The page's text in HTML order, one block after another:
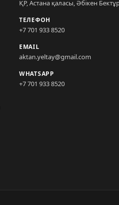
ҚР, Астана қаласы, Әбікен
ТЕЛЕФОН
+7 701 933 8520
EMAIL
aktan.yeltay@gmail.com
WHATSAPP
+7 701 933 8520